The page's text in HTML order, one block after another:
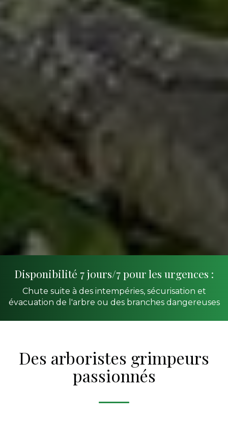
Disponibilité 7 jours/7 pour les urgences :
Chute suite à des intempéries, sécurisation et
évacuation de l'arbre ou des branches dangereuses
Des arboristes grimpeurs
passionnés